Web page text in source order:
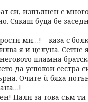
си, изпълнен с
Сякаш буца бе
ми…! – каза с
я и целуна. Сетне
пламна
да успокои сестра
Очите ù бяха
Нали за това съм ти